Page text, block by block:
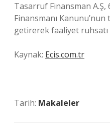
Tasarruf Finansman A.Ş,
Finansmanı Kanunu’nun
getirerek faaliyet ruhsatı
Kaynak: Ecis.com.tr
Tarih: Makaleler